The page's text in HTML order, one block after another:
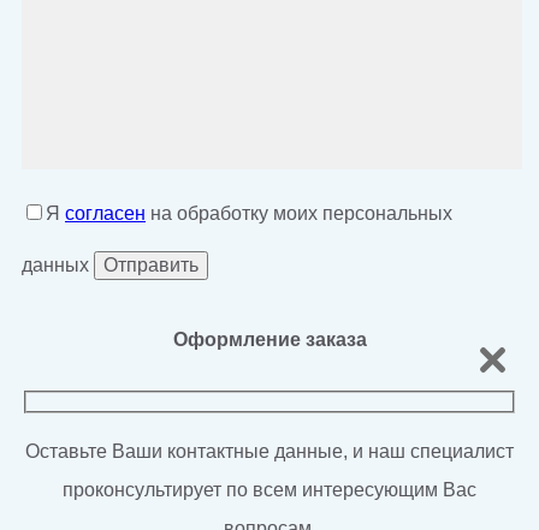
Я согласен на обработку моих персональных
данных
Оформление заказа
Оставьте Ваши контактные данные, и наш специалист
проконсультирует по всем интересующим Вас